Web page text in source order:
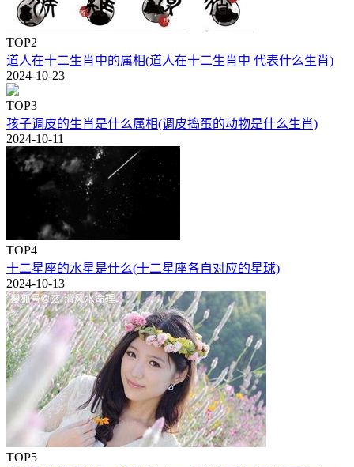
TOP2
道人在十二生肖中的属相(道人在十二生肖中 代表什么生肖)
2024-10-23
TOP3
孩子调皮的生肖是什么属相(调皮捣蛋的动物是什么生肖)
2024-10-11
TOP4
十二星座的水星是什么(十二星座各自对应的星球)
2024-10-13
TOP5